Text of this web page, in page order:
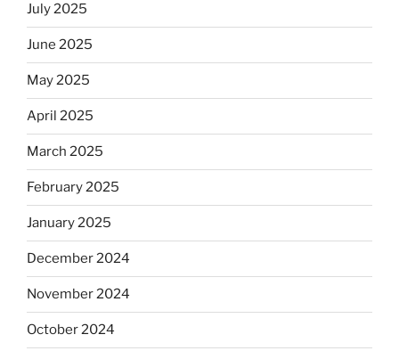
July 2025
June 2025
May 2025
April 2025
March 2025
February 2025
January 2025
December 2024
November 2024
October 2024